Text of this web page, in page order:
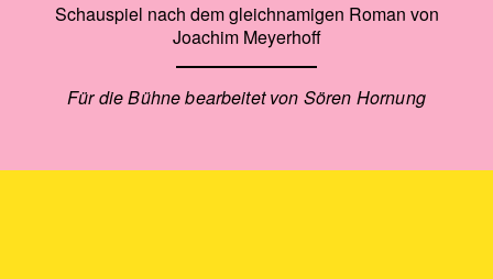
Schauspiel nach dem gleichnamigen Roman von
Joachim Meyerhoff
Für die Bühne bearbeitet von Sören Hornung